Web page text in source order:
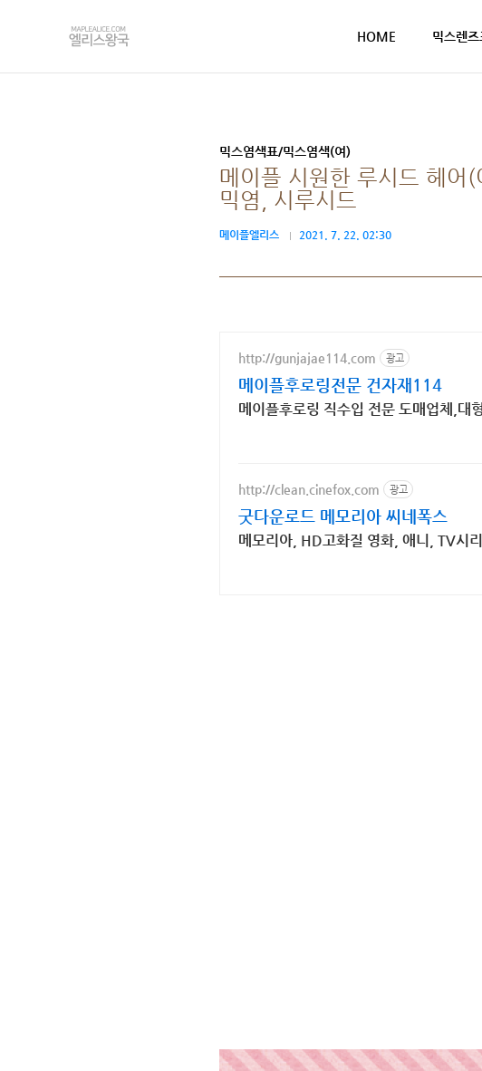
HOME
믹스렌즈
믹스염색표/믹스염색(여)
메이플 시원한 루시드 헤어
믹염, 시루시드
메이플엘리스 2021. 7. 22. 02:30
http://gunjajae114.com 광고
메이플후로링전문 건자재114
메이플후로링 직수입 전문 도매업체,대
http://clean.cinefox.com 광고
굿다운로드 메모리아 씨네폭스
메모리아, HD고화질 영화, 애니, TV시